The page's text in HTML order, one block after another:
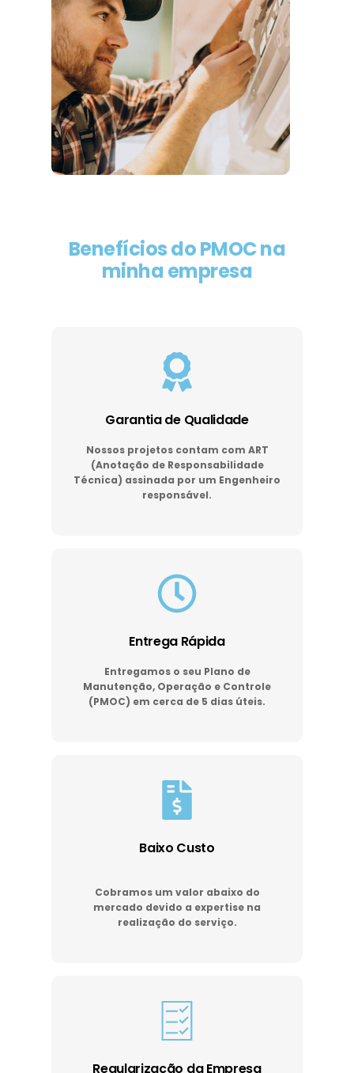
Benefícios do PMOC na
minha empresa
Garantia de Qualidade
Nossos projetos contam com ART
(Anotação de Responsabilidade
Técnica) assinada por um Engenheiro
responsável.
Entrega Rápida
Entregamos o seu Plano de
Manutenção, Operação e Controle
(PMOC) em cerca de 5 dias úteis.
Baixo Custo
Cobramos um valor abaixo do
mercado devido a expertise na
realização do serviço.
Regularização da Empresa